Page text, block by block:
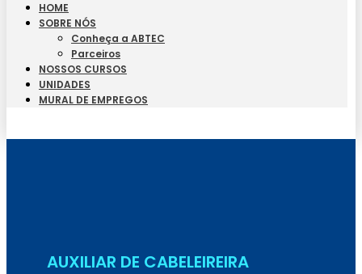
HOME
SOBRE NÓS
Conheça a ABTEC
Parceiros
NOSSOS CURSOS
UNIDADES
MURAL DE EMPREGOS
AUXILIAR DE CABELEIREIRA